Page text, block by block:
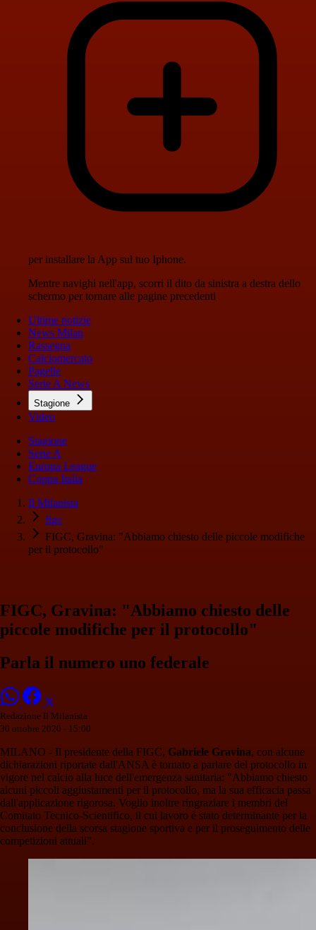
per installare la App sul tuo Iphone.
Mentre navighi nell'app, scorri il dito da sinistra a destra dello
schermo per tornare alle pagine precedenti
Ultime notizie
News Milan
Rassegna
Calciomercato
Pagelle
Serie A News
Stagione
Video
Stagione
Serie A
Europa League
Coppa Italia
Il Milanista
figc
FIGC, Gravina: "Abbiamo chiesto delle piccole modifiche
per il protocollo"
FIGC, Gravina: "Abbiamo chiesto delle
piccole modifiche per il protocollo"
Parla il numero uno federale
Redazione Il Milanista
30 ottobre 2020 - 15:00
MILANO - Il presidente della FIGC, Gabriele Gravina, con alcune
dichiarazioni riportate dall'ANSA è tornato a parlare del protocollo in
vigore nel calcio alla luce dell'emergenza sanitaria: "Abbiamo chiesto
alcuni piccoli aggiustamenti per il protocollo, ma la sua efficacia passa
dall'applicazione rigorosa. Voglio inoltre ringraziare i membri del
Comitato Tecnico-Scientifico, il cui lavoro è stato determinante per la
conclusione della scorsa stagione sportiva e per il proseguimento delle
competizioni attuali".